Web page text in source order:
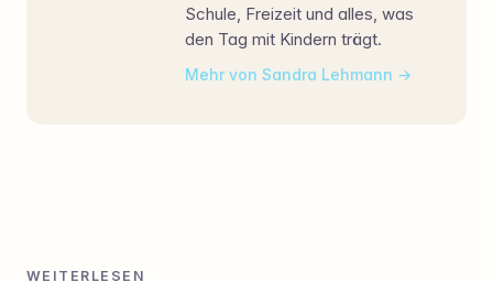
Schule, Freizeit und alles, was
den Tag mit Kindern trägt.
Mehr von Sandra Lehmann
WEITERLESEN